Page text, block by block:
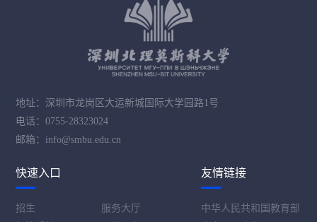
地址：深圳市龙岗区大运新城国际大学园路1号
电话：0755-28323024
邮箱：info@smbu.edu.cn
快速入口
招生
服务大厅
友情链接
中华人民共和国教育部